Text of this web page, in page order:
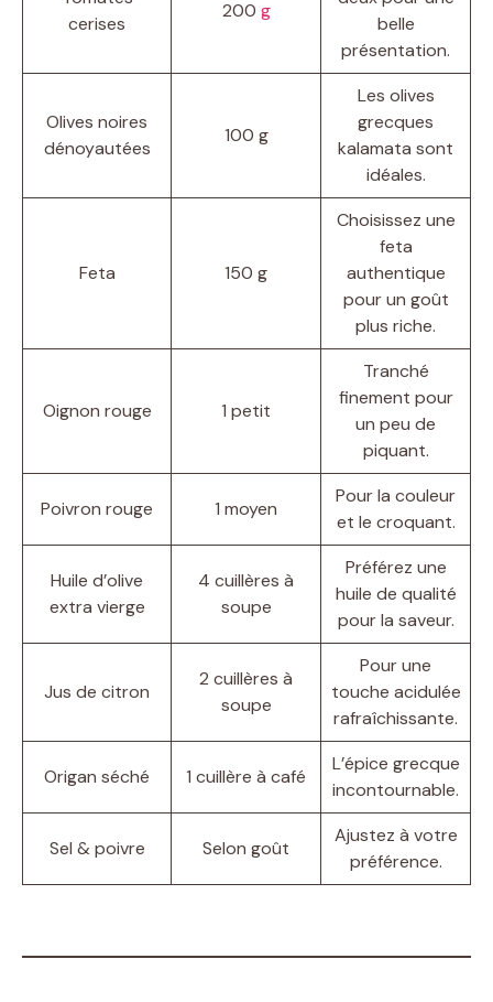
cerises
200 g
belle
présentation.
Olives noires
dénoyautées
100 g
Les olives
grecques
kalamata sont
idéales.
Feta 150 g
Choisissez une
feta
authentique
pour un goût
plus riche.
Oignon rouge 1 petit
Tranché
finement pour
un peu de
piquant.
Poivron rouge 1 moyen
Pour la couleur
et le croquant.
Huile d’olive
extra vierge
4 cuillères à
soupe
Préférez une
huile de qualité
pour la saveur.
Jus de citron
2 cuillères à
soupe
Pour une
touche acidulée
rafraîchissante.
Origan séché 1 cuillère à café
L’épice grecque
incontournable.
Sel & poivre Selon goût
Ajustez à votre
préférence.